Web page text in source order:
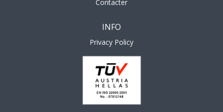
Contacter
INFO
Privacy Policy